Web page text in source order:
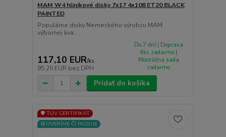
MAM W4 hliníkové disky 7x17 4x108 ET20 BLACK
PAINTED
Populárne disky Nemeckého výrobcu MAM
výbornej kva...
117,10 EUR/ks
95,20 EUR bez DPH
Do 7 dní | Doprava
4ks zadarmo |
Montážna sada
zadarmo
Pridať do košíka
🛡️ TÜV CERTIFIKÁT
⚙️OVERÍME ČI PASUJE